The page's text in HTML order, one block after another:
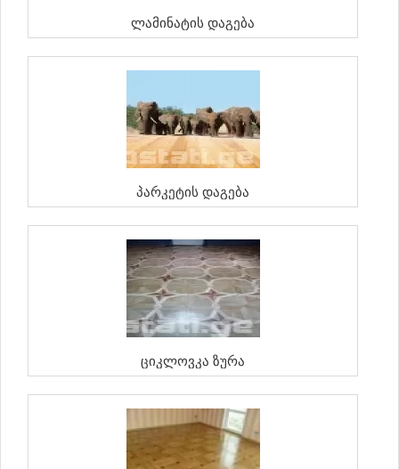
Ლამინატის Დაგება
Პარკეტის Დაგება
Ციკლოვკა Ზურა